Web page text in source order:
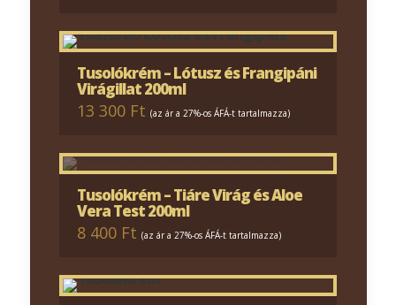
Tusolókrém – Lótusz és Frangipáni
Virágillat 200ml
13 300 Ft (az ár a 27%-os ÁFÁ-t tartalmazza)
Tusolókrém – Tiáre Virág és Aloe
Vera Test 200ml
8 400 Ft (az ár a 27%-os ÁFÁ-t tartalmazza)